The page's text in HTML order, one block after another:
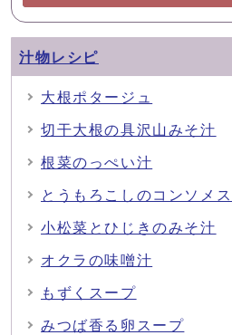
汁物レシピ
大根ポタージュ
切干大根の具沢山みそ汁
根菜のっぺい汁
とうもろこしのコンソメ
小松菜とひじきのみそ汁
オクラの味噌汁
もずくスープ
みつば香る卵スープ